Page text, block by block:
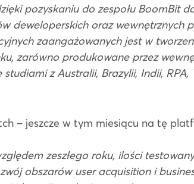
pozyskaniu do zespołu BoomBit
deweloperskich oraz wewnętrznych
zaangażowanych jest w
zarówno produkowane przez
z Australii, Brazylii, Indii,
– jeszcze w tym miesiącu na tę
zeszłego roku, ilości
obszarów user acquisition i